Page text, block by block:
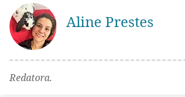
Aline Prestes
Redatora.